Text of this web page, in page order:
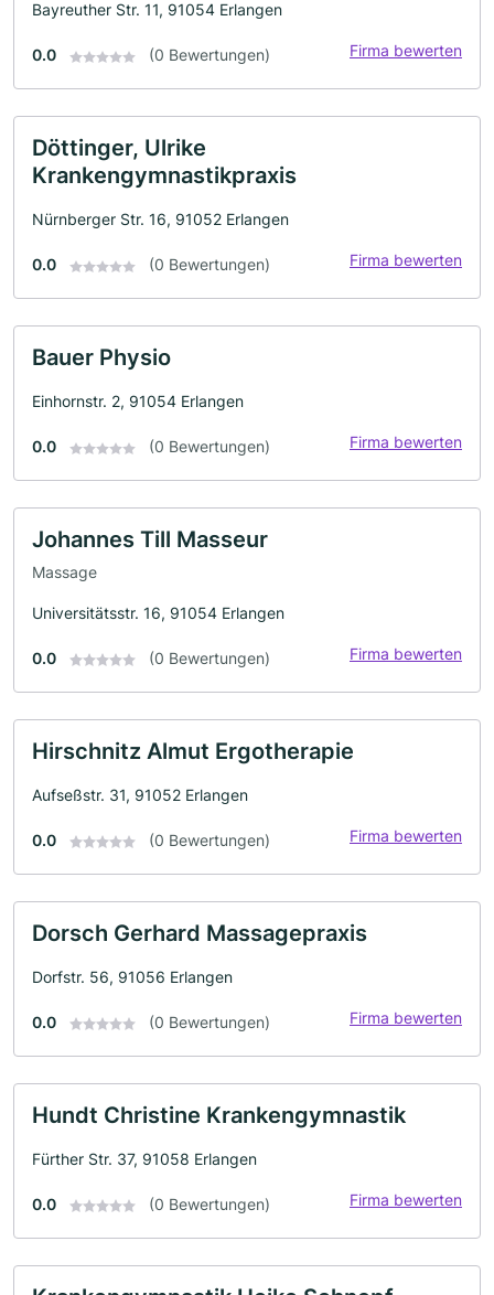
Bayreuther Str. 11, 91054 Erlangen
0.0 (0 Bewertungen) Firma bewerten
Döttinger, Ulrike
Krankengymnastikpraxis
Nürnberger Str. 16, 91052 Erlangen
0.0 (0 Bewertungen) Firma bewerten
Bauer Physio
Einhornstr. 2, 91054 Erlangen
0.0 (0 Bewertungen) Firma bewerten
Johannes Till Masseur
Massage
Universitätsstr. 16, 91054 Erlangen
0.0 (0 Bewertungen) Firma bewerten
Hirschnitz Almut Ergotherapie
Aufseßstr. 31, 91052 Erlangen
0.0 (0 Bewertungen) Firma bewerten
Dorsch Gerhard Massagepraxis
Dorfstr. 56, 91056 Erlangen
0.0 (0 Bewertungen) Firma bewerten
Hundt Christine Krankengymnastik
Fürther Str. 37, 91058 Erlangen
0.0 (0 Bewertungen) Firma bewerten